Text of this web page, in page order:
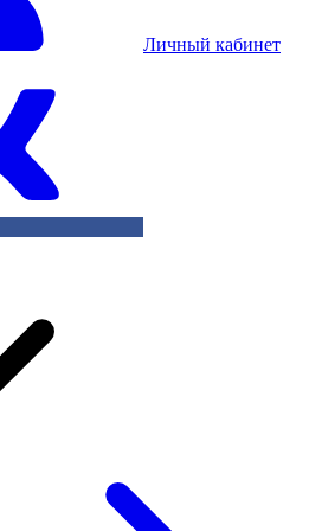
Личный кабинет